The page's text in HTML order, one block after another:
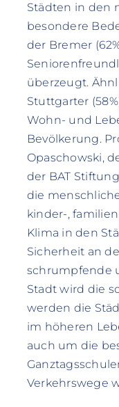
Städten in den
besondere
der Bremer
überzeugt.
Stuttgarter
Wohn- und
Bevölkerung.
Opaschowski,
der BAT
die
kinder-,
Klima in den
Sicherheit an
schrumpfende
Stadt wird die
werden die
im höheren
auch um die
Verkehrswege